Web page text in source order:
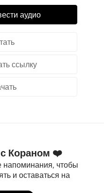
аудио
ссылку
с Кораном ❤️
напоминания, чтобы
и оставаться на